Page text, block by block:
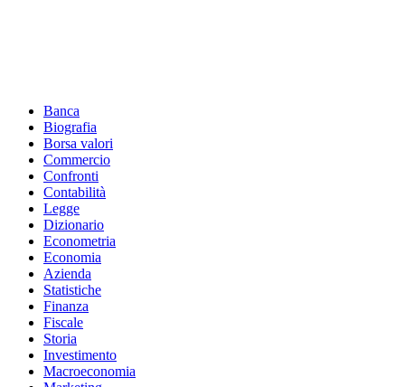
Footer
Banca
Biografia
Borsa valori
Commercio
Confronti
Contabilità
Legge
Dizionario
Econometria
Economia
Azienda
Statistiche
Finanza
Fiscale
Storia
Investimento
Macroeconomia